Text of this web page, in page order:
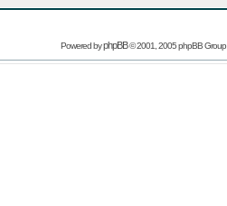
Powered byphpBB© 2001, 2005 phpBB Group